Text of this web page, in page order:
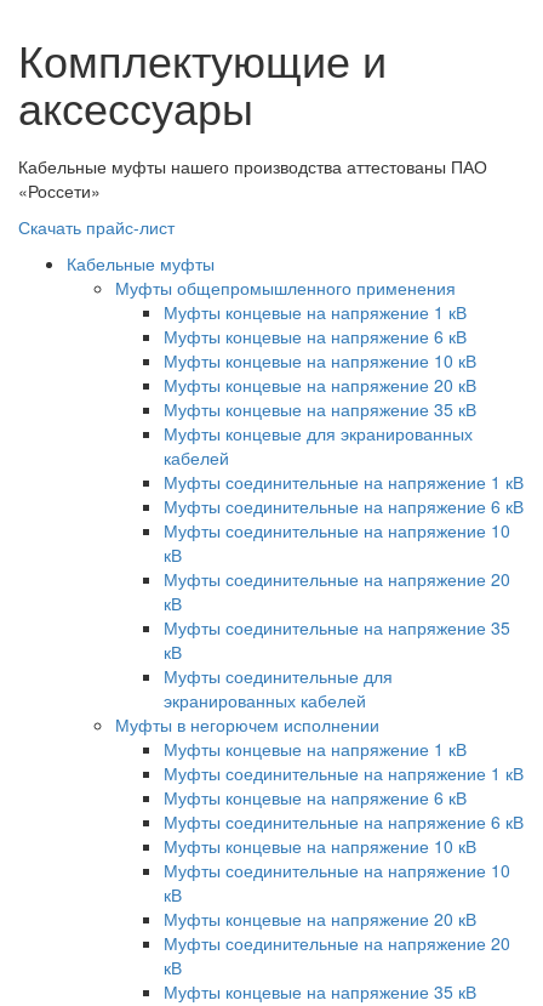
Комплектующие и
аксессуары
Кабельные муфты нашего производства аттестованы ПАО
«Россети»
Скачать прайс-лист
Кабельные муфты
Муфты общепромышленного применения
Муфты концевые на напряжение 1 кВ
Муфты концевые на напряжение 6 кВ
Муфты концевые на напряжение 10 кВ
Муфты концевые на напряжение 20 кВ
Муфты концевые на напряжение 35 кВ
Муфты концевые для экранированных
кабелей
Муфты соединительные на напряжение 1 кВ
Муфты соединительные на напряжение 6 кВ
Муфты соединительные на напряжение 10
кВ
Муфты соединительные на напряжение 20
кВ
Муфты соединительные на напряжение 35
кВ
Муфты соединительные для
экранированных кабелей
Муфты в негорючем исполнении
Муфты концевые на напряжение 1 кВ
Муфты соединительные на напряжение 1 кВ
Муфты концевые на напряжение 6 кВ
Муфты соединительные на напряжение 6 кВ
Муфты концевые на напряжение 10 кВ
Муфты соединительные на напряжение 10
кВ
Муфты концевые на напряжение 20 кВ
Муфты соединительные на напряжение 20
кВ
Муфты концевые на напряжение 35 кВ